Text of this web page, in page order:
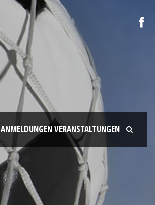
ANMELDUNGEN VERANSTALTUNGEN